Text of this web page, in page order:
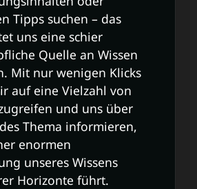
Tipps suchen – das
uns eine schier
Quelle an Wissen
Mit nur wenigen Klicks
auf eine Vielzahl von
und uns über
Thema informieren,
enormen
unseres Wissens
Horizonte führt.